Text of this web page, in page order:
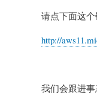
请点下面这
http://
我们会跟进